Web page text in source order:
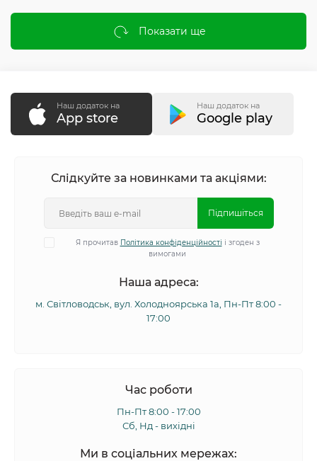
Показати ще
Наш додаток на
App store
Наш додаток на
Google play
Слідкуйте за новинками та акціями:
Підпишіться
Я прочитав Політика конфіденційності і згоден з
вимогами
Наша адреса:
м. Світловодськ, вул. Холодноярська 1а, Пн-Пт 8:00 -
17:00
Час роботи
Пн-Пт 8:00 - 17:00
Сб, Нд - вихідні
Ми в соціальних мережах: